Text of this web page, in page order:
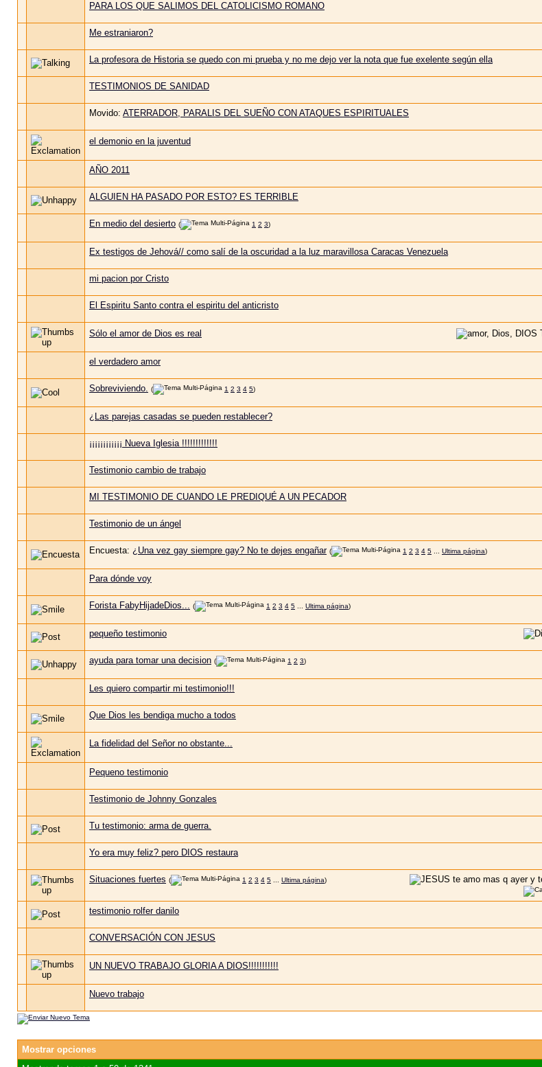
PARA LOS QUE SALIMOS DEL CATOLICISMO ROMANO
Me estraniaron?
La profesora de Historia se quedo con mi prueba y no me dejo ver la nota que fue exelente según ella
TESTIMONIOS DE SANIDAD
Movido: ATERRADOR, PARALIS DEL SUEÑO CON ATAQUES ESPIRITUALES
el demonio en la juventud
AÑO 2011
ALGUIEN HA PASADO POR ESTO? ES TERRIBLE
En medio del desierto ( 1 2 3)
Ex testigos de Jehová// como salí de la oscuridad a la luz maravillosa Caracas Venezuela
mi pacion por Cristo
El Espiritu Santo contra el espiritu del anticristo
Sólo el amor de Dios es real
el verdadero amor
Sobreviviendo. ( 1 2 3 4 5)
¿Las parejas casadas se pueden restablecer?
¡¡¡¡¡¡¡¡¡¡¡¡ Nueva Iglesia !!!!!!!!!!!!!
Testimonio cambio de trabajo
MI TESTIMONIO DE CUANDO LE PREDIQUÉ A UN PECADOR
Testimonio de un ángel
Encuesta: ¿Una vez gay siempre gay? No te dejes engañar ( 1 2 3 4 5 Ultima página)
Para dónde voy
Forista FabyHijadeDios... ( 1 2 3 4 5 Ultima página)
pequeño testimonio
ayuda para tomar una decision ( 1 2 3)
Les quiero compartir mi testimonio!!!
Que Dios les bendiga mucho a todos
La fidelidad del Señor no obstante...
Pequeno testimonio
Testimonio de Johnny Gonzales
Tu testimonio: arma de guerra.
Yo era muy feliz? pero DIOS restaura
Situaciones fuertes ( 1 2 3 4 5 Ultima página)
testimonio rolfer danilo
CONVERSACIÓN CON JESUS
UN NUEVO TRABAJO GLORIA A DIOS!!!!!!!!!!!
Nuevo trabajo
Mostrar opciones